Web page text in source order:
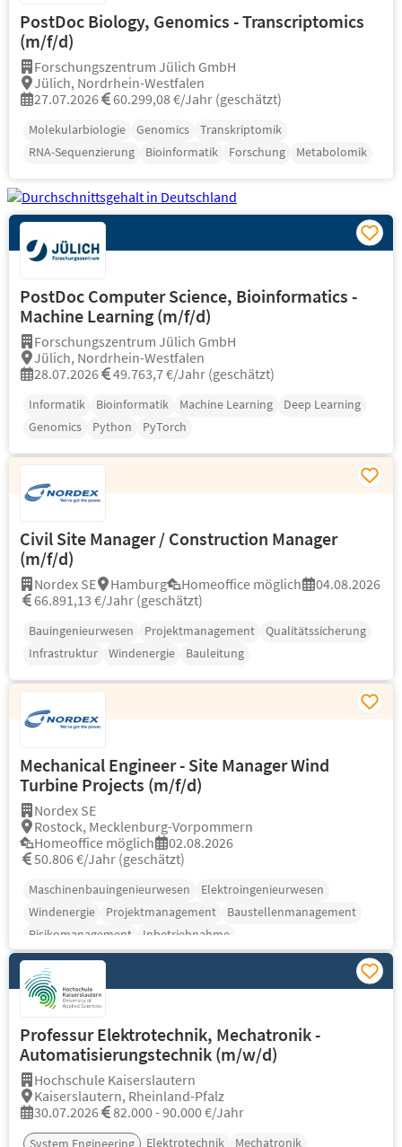
PostDoc Biology, Genomics - Transcriptomics
(m/f/d)
Forschungszentrum Jülich GmbH
Jülich, Nordrhein-Westfalen
27.07.2026
60.299,08 €/Jahr (geschätzt)
Molekularbiologie Genomics
Transkriptomik
RNA-Sequenzierung
Bioinformatik Forschung Metabolomik
PostDoc Computer Science, Bioinformatics -
Machine Learning (m/f/d)
Forschungszentrum Jülich GmbH
Jülich, Nordrhein-Westfalen
28.07.2026
49.763,7 €/Jahr (geschätzt)
Informatik Bioinformatik Machine Learning
Deep Learning
Genomics
Python PyTorch
Civil Site Manager / Construction Manager
(m/f/d)
Nordex SE Hamburg Homeoffice möglich
04.08.2026
66.891,13 €/Jahr (geschätzt)
Bauingenieurwesen Projektmanagement
Qualitätssicherung
Infrastruktur
Windenergie Bauleitung
Mechanical Engineer - Site Manager Wind
Turbine Projects (m/f/d)
Nordex SE
Rostock, Mecklenburg-Vorpommern
Homeoffice möglich
02.08.2026
50.806 €/Jahr (geschätzt)
Maschinenbauingenieurwesen
Elektroingenieurwesen
Windenergie
Projektmanagement
Baustellenmanagement
Risikomanagement
Inbetriebnahme
Professur Elektrotechnik, Mechatronik -
Automatisierungstechnik (m/w/d)
Hochschule Kaiserslautern
Kaiserslautern, Rheinland-Pfalz
30.07.2026
82.000 - 90.000 €/Jahr
System Engineering Elektrotechnik Mechatronik